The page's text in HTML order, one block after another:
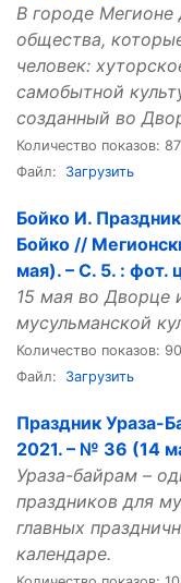
В городе Мегионе
общества,
человек:
самобытной
созданный во
Количество показов:
Файл: Загрузить
Бойко И.
Бойко //
мая). – С. 5. : фот.
15 мая во Дворце
мусульманской
Количество показов:
Файл: Загрузить
Праздник Ураза-
2021. – № 36 (14
Ураза-байрам –
праздников для
главных
календаре.